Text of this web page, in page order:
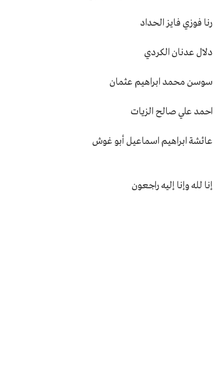
رنا فوزي فايز الحداد
دلال عدنان الكردي
سوسن محمد ابراهيم عثمان
احمد علي صالح الزيات
عائشة ابراهيم اسماعيل أبو غوش
إنا لله وإنا إليه راجعون